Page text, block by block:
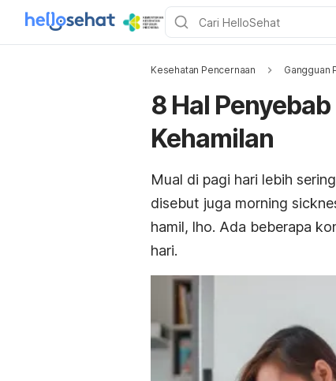
Kesehatan Pencernaan Gangguan
8 Hal
Kehamilan
Mual di pagi hari lebih
disebut juga morning
hamil, lho. Ada beberapa
hari.